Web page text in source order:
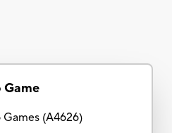
Game
Games(A4626)